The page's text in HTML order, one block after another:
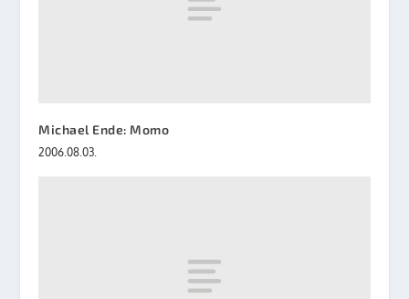
Michael Ende: Momo
2006.08.03.